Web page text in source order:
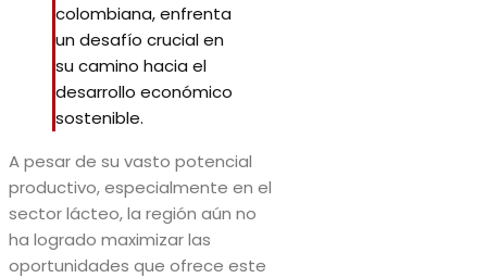
colombiana, enfrenta
un desafío crucial en
su camino hacia el
desarrollo económico
sostenible.
A pesar de su vasto potencial
productivo, especialmente en el
sector lácteo, la región aún no
ha logrado maximizar las
oportunidades que ofrece este